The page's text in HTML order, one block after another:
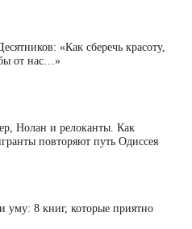
«Как сберечь красоту,
от нас…»
Нолан и релоканты. Как
повторяют путь Одиссея
уму: 8 книг, которые приятно